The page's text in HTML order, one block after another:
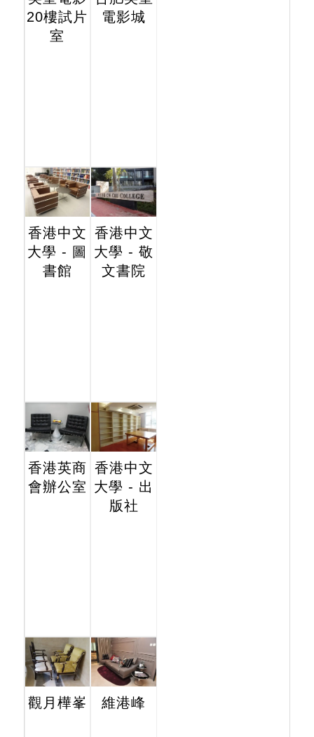
20樓試片
室
電影城
香港中文
大學 - 圖
書館
香港中文
大學 - 敬
文書院
香港英商
會辦公室
香港中文
大學 - 出
版社
觀月樺峯 維港峰